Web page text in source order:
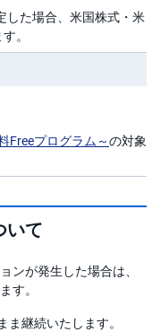
した場合、米国株式・米
。
Freeプログラム～の対象
いて
ンが発生した場合は、
す。
継続いたします。